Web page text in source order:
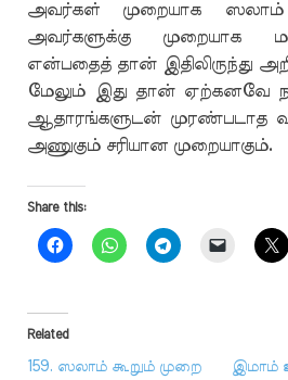
அவர்கள் முறையாக ஸலாம்
அவர்களுக்கு முறையாக
என்பதைத் தான் இதிலிருந்து
மேலும் இது தான் ஏற்கனவே
ஆதாரங்களுடன் முரண்படாத
அணுகும் சரியான முறையாகும்.
Share this:
Related
159. ஸலாம் கூறும் முறை
இமாம்